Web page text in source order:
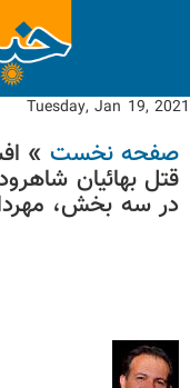
Tuesday, Jan 19, 2021
صفحه نخست »
در سه بخش،